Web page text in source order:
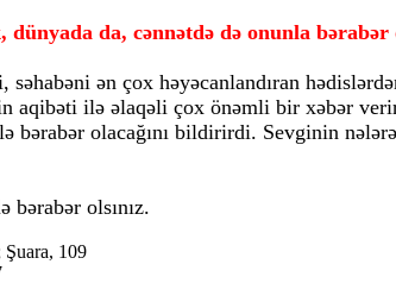
dünyada da, cənnətdə də onunla
səhabəni ən çox həyəcanlandıran
aqibəti ilə əlaqəli çox önəmli bir xəbər
bərabər olacağını bildirirdi. Sevginin
olsınız.
109